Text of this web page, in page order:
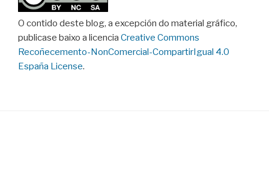
O contido deste blog, a excepción do material gráfico,
publicase baixo a licencia Creative Commons
Recoñecemento-NonComercial-CompartirIgual 4.0
España License.